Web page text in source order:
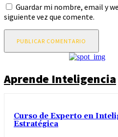
Guardar mi nombre, email y
siguiente vez que comente.
Aprende Inteligencia
Curso de Experto en
Estratégica